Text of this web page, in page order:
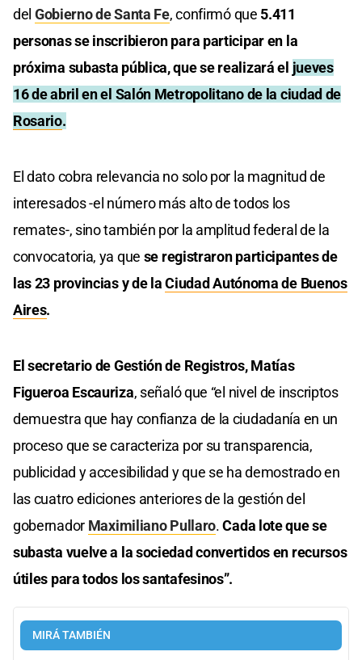
del Gobierno de Santa Fe, confirmó que 5.411
personas se inscribieron para participar en la
próxima subasta pública, que se realizará el jueves
16 de abril en el Salón Metropolitano de la ciudad de
Rosario.
El dato cobra relevancia no solo por la magnitud de
interesados -el número más alto de todos los
remates-, sino también por la amplitud federal de la
convocatoria, ya que se registraron participantes de
las 23 provincias y de laCiudad Autónoma de Buenos
Aires.
El secretario de Gestión de Registros, Matías
Figueroa Escauriza, señaló que “el nivel de inscriptos
demuestra que hay confianza de la ciudadanía en un
proceso que se caracteriza por su transparencia,
publicidad y accesibilidad y que se ha demostrado en
las cuatro ediciones anteriores de la gestión del
gobernador Maximiliano Pullaro.Cada lote que se
subasta vuelve a la sociedad convertidos en recursos
útiles para todos los santafesinos”.
MIRÁ TAMBIÉN